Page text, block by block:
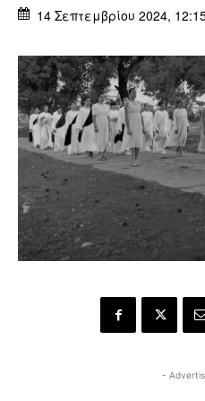
14 Σεπτεμβρίου 2024,
-